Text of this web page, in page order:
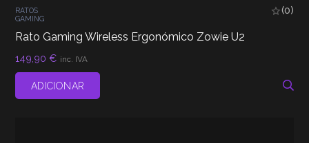
RATOS
GAMING
(0)
Rato Gaming Wireless Ergonómico Zowie U2
149,90€ inc. IVA
ADICIONAR